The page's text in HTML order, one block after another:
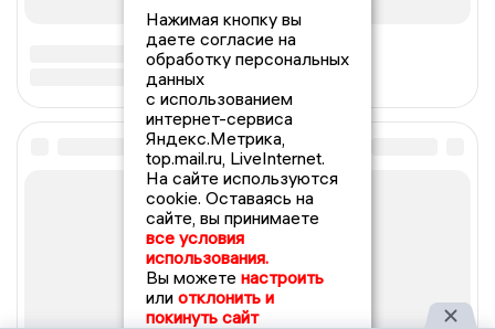
Нажимая кнопку вы
даете согласие на
обработку персональных
данных
с использованием
интернет-сервиса
Яндекс.Метрика,
top.mail.ru, LiveInternet.
На сайте используются
cookie. Оставаясь на
сайте, вы принимаете
все условия
использования.
Вы можете настроить
или отклонить и
покинуть сайт